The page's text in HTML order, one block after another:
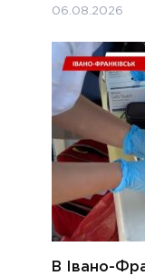
06.08.2026
В Івано-